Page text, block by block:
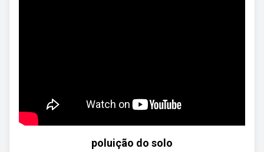
poluição do solo